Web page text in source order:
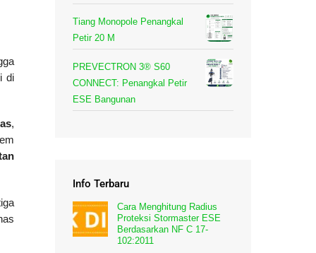
di
,
Tiang Monopole Penangkal
Petir 20 M
PREVECTRON 3® S60
CONNECT: Penangkal Petir
ESE Bangunan
Info Terbaru
Cara Menghitung Radius
Proteksi Stormaster ESE
Berdasarkan NF C 17-
102:2011